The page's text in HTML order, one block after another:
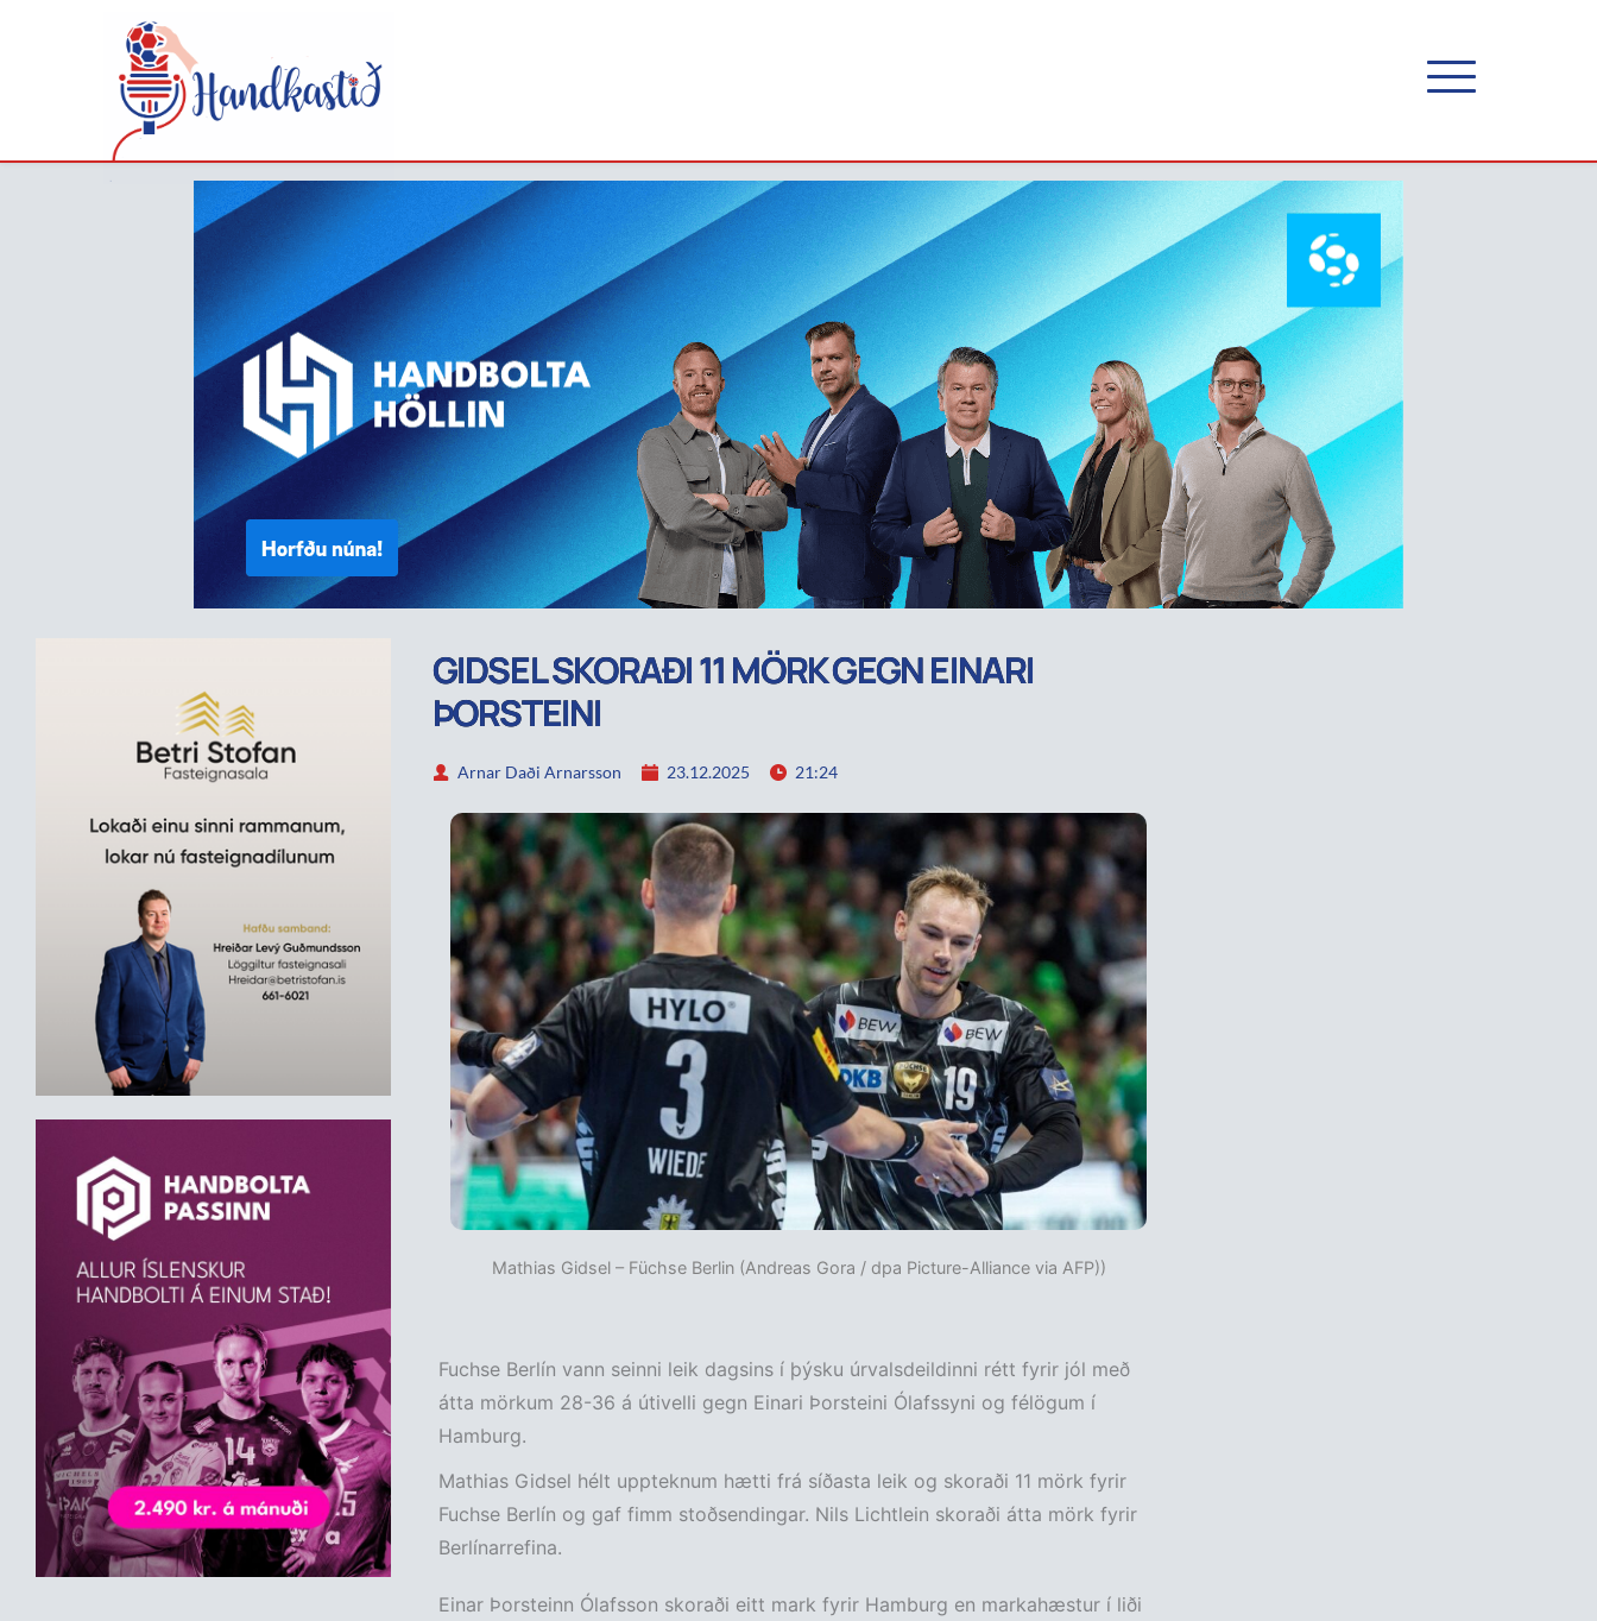
GIDSEL SKORAÐI 11 MÖRK GEGN EINARI
ÞORSTEINI
Arnar Daði Arnarsson 23.12.2025 21:24
Mathias Gidsel – Füchse Berlin (Andreas Gora / dpa Picture-Alliance via AFP))
Fuchse Berlín vann seinni leik dagsins í þýsku úrvalsdeildinni rétt fyrir jól með
átta mörkum 28-36 á útivelli gegn Einari Þorsteini Ólafssyni og félögum í
Hamburg.
Mathias Gidsel hélt uppteknum hætti frá síðasta leik og skoraði 11 mörk fyrir
Fuchse Berlín og gaf fimm stoðsendingar. Nils Lichtlein skoraði átta mörk fyrir
Berlínarrefina.
Einar Þorsteinn Ólafsson skoraði eitt mark fyrir Hamburg en markahæstur í liði